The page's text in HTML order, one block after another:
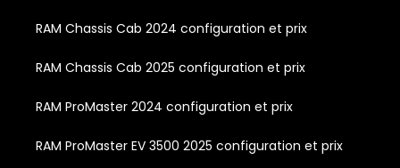
RAM Chassis Cab 2024 configuration et prix
RAM Chassis Cab 2025 configuration et prix
RAM ProMaster 2024 configuration et prix
RAM ProMaster EV 3500 2025 configuration et prix